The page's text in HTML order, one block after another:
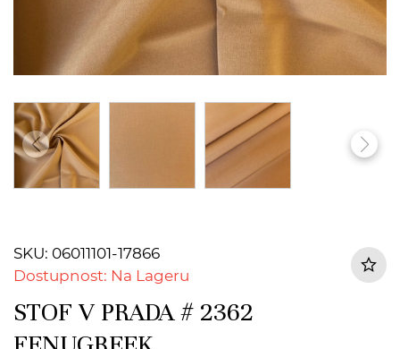
SKU: 06011101-17866
Dostupnost: Na Lageru
STOF V PRADA # 2362